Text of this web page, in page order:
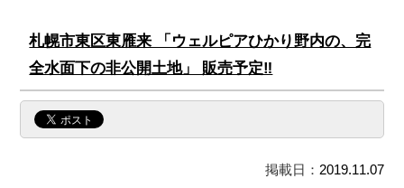
札幌市東区東雁来 「ウェルピアひかり野内の、完
全水面下の非公開土地」 販売予定‼
掲載日： 2019.11.07